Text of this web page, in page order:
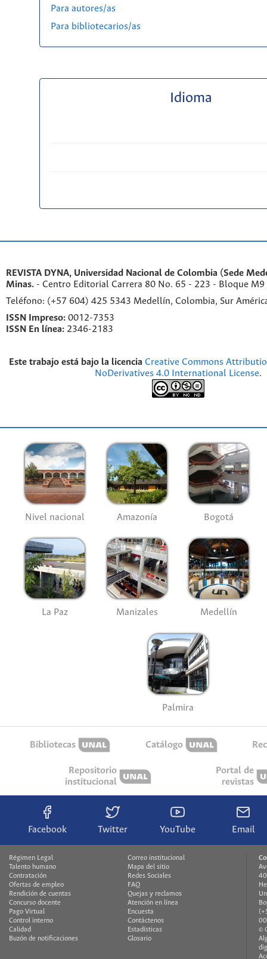
Para autores/as
Para bibliotecarios/as
Idioma
REVISTA DYNA, Universidad Nacional de Colombia (Sede
Minas. - Centro Editorial Carrera 80 No. 65 - 223 - Bloque
Teléfono: (+57 604) 425 5343 Medellín, Colombia, Sur
ISSN Impreso: 0012-7353
ISSN En línea: 2346-2183
Este trabajo está bajo la licencia Creative Commons
NoDerivatives 4.0 International License.
Nivel nacional Amazonía Bogotá
La Paz Manizales Medellín
Palmira
Bibliotecas Catálogo
Repositorio
institucional
Portal de
revistas
Facebook Twitter YouTube Email
Régimen Legal
Talento humano
Contratación
Ofertas de empleo
Rendición de cuentas
Concurso docente
Pago Virtual
Control interno
Calidad
Buzón de notificaciones
Correo institucional
Mapa del sitio
Redes Sociales
FAQ
Quejas y reclamos
Atención en línea
Encuesta
Contáctenos
Estadísticas
Glosario
©